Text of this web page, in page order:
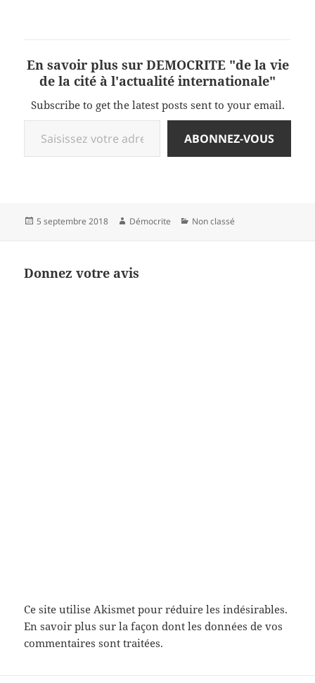
En savoir plus sur DEMOCRITE "de la vie
de la cité à l'actualité internationale"
Subscribe to get the latest posts sent to your email.
Saisissez votre adresse e-mail…
ABONNEZ-VOUS
Publié
5 septembre 2018 Auteur
Démocrite Catégories
Non classé
Donnez votre avis
Ce site utilise Akismet pour réduire les indésirables.
En savoir plus sur la façon dont les données de vos
commentaires sont traitées.